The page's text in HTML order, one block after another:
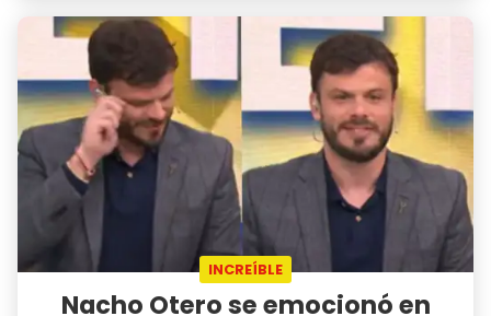
INCREÍBLE
Nacho Otero se emocionó en